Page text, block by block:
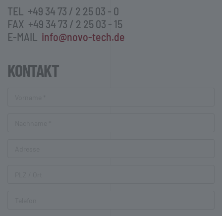
TEL +49 34 73 / 2 25 03 - 0
FAX +49 34 73 / 2 25 03 - 15
E-MAIL info@novo-tech.de
KONTAKT